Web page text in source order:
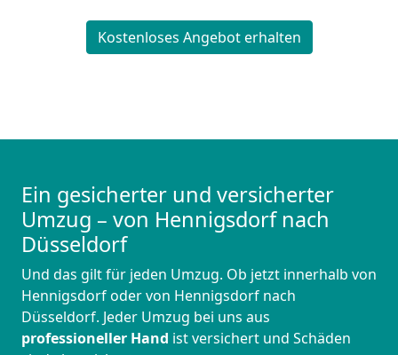
Kostenloses Angebot erhalten
Ein gesicherter und versicherter
Umzug – von Hennigsdorf nach
Düsseldorf
Und das gilt für jeden Umzug. Ob jetzt innerhalb von
Hennigsdorf oder von Hennigsdorf nach
Düsseldorf. Jeder Umzug bei uns aus
professioneller Hand ist versichert und Schäden